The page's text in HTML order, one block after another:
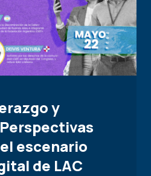
y
escenario
de LAC